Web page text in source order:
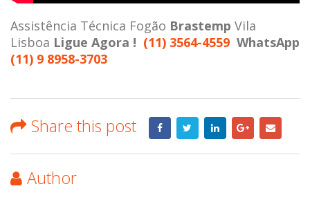
Assistência Técnica Fogão Brastemp Vila
Lisboa Ligue Agora ! (11) 3564-4559 WhatsApp
(11) 9 8958-3703
Share this post
Author